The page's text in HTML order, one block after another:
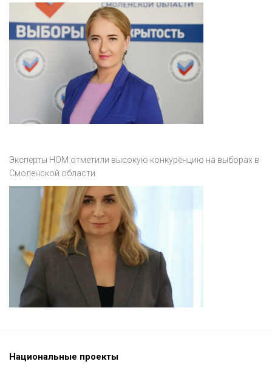
Эксперты НОМ отметили высокую конкуренцию на выборах в
Смоленской области
Национальные проекты